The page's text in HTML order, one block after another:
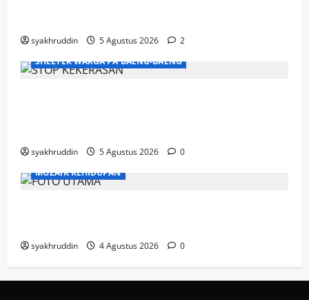
syakhruddin 5 Agustus 2026
2
SHELTER WARGA PA'BAENG-BAENG
syakhruddin 5 Agustus 2026
0
MOZAIK KEHIDUPAN
syakhruddin 4 Agustus 2026 0